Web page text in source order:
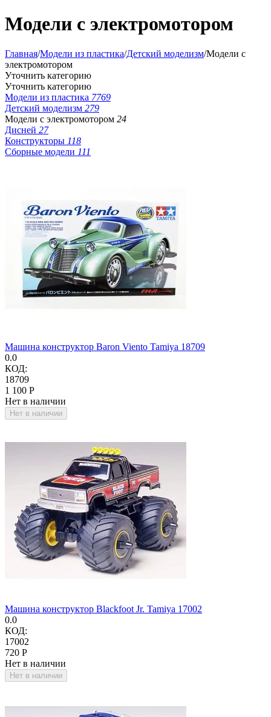
Модели с электромотором
Главная/Модели из пластика/Детский моделизм/Модели с
электромотором
Уточнить категорию
Уточнить категорию
Модели из пластика 7769
Детский моделизм 279
Модели с электромотором 24
Дисней 27
Конструкторы 118
Сборные модели 111
Машина конструктор Baron Viento Tamiya 18709
0.0
КОД:
18709
1 100 Р
Нет в наличии
Нет в наличии
Машина конструктор Blackfoot Jr. Tamiya 17002
0.0
КОД:
17002
‍720‍ Р
Нет в наличии
Нет в наличии